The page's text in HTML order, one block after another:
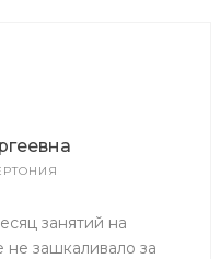
занятий на
зашкаливало за